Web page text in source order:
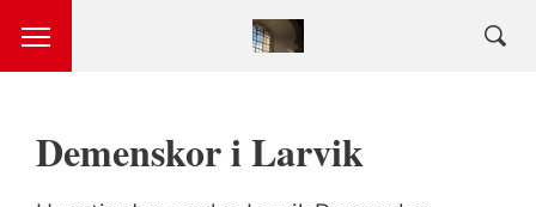
Demenskor i Larvik